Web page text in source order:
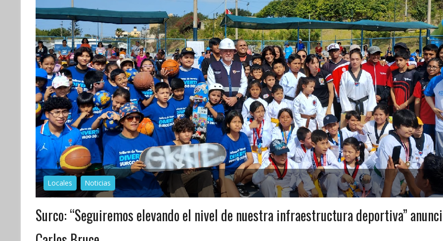
Locales Noticias
Surco: “Seguiremos elevando el nivel de nuestra infraestructura deportiva”